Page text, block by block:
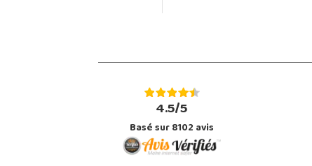
4.5/5
Basé sur 8102 avis